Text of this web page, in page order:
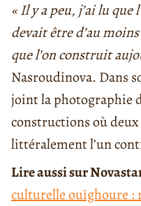
« Il y a peu, j’ai lu que
devait être d’au
que l’on construit
Nasroudinova. Dans
joint la photographie
constructions où
littéralement l’un
Lire aussi sur
culturelle ouïghoure :